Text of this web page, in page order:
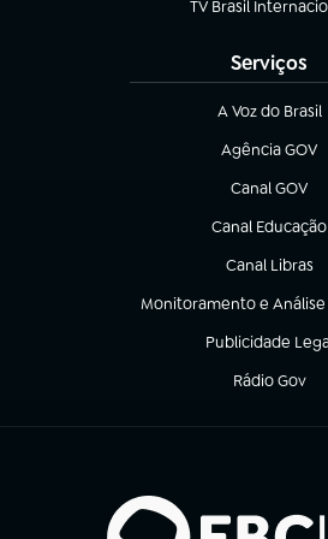
TV Brasil
(abre em nova aba)
Serviços
A Voz do Brasil
(abre em nova
Agência GOV
(abre em nova
Canal GOV
(abre em
Canal Educação
(abre em nova
Canal Libras
(abre em nova
Monitoramento e Análise
(abre em nova aba)
Publicidade
(abre em nova
Rádio Gov
(abre em